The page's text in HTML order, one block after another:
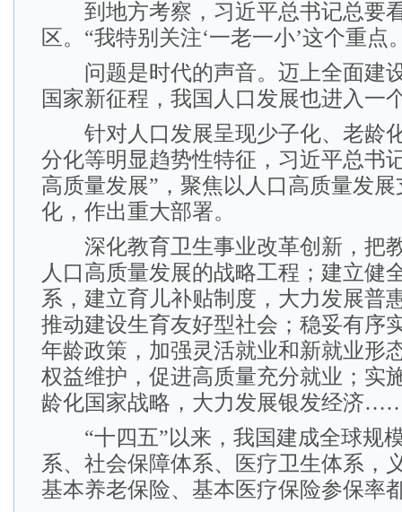
到地方考察，习近平总书记总要
区。“我特别关注‘一老一小’这个重点
问题是时代的声音。迈上全面建
国家新征程，我国人口发展也进入一
针对人口发展呈现少子化、老龄
分化等明显趋势性特征，习近平总书
高质量发展”，聚焦以人口高质量发
化，作出重大部署。
深化教育卫生事业改革创新，把
人口高质量发展的战略工程；建立健
系，建立育儿补贴制度，大力发展普
推动建设生育友好型社会；稳妥有序
年龄政策，加强灵活就业和新就业形
权益维护，促进高质量充分就业；实
龄化国家战略，大力发展银发经济
“十四五”以来，我国建成全球规
系、社会保障体系、医疗卫生体系，
基本养老保险、基本医疗保险参保率